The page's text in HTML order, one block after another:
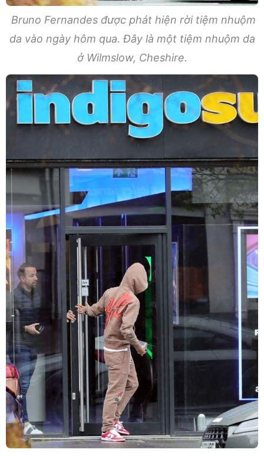
Bruno Fernandes được phát hiện rời tiệm nhuộm
da vào ngày hôm qua. Đây là một tiệm nhuộm da
ở Wilmslow, Cheshire.